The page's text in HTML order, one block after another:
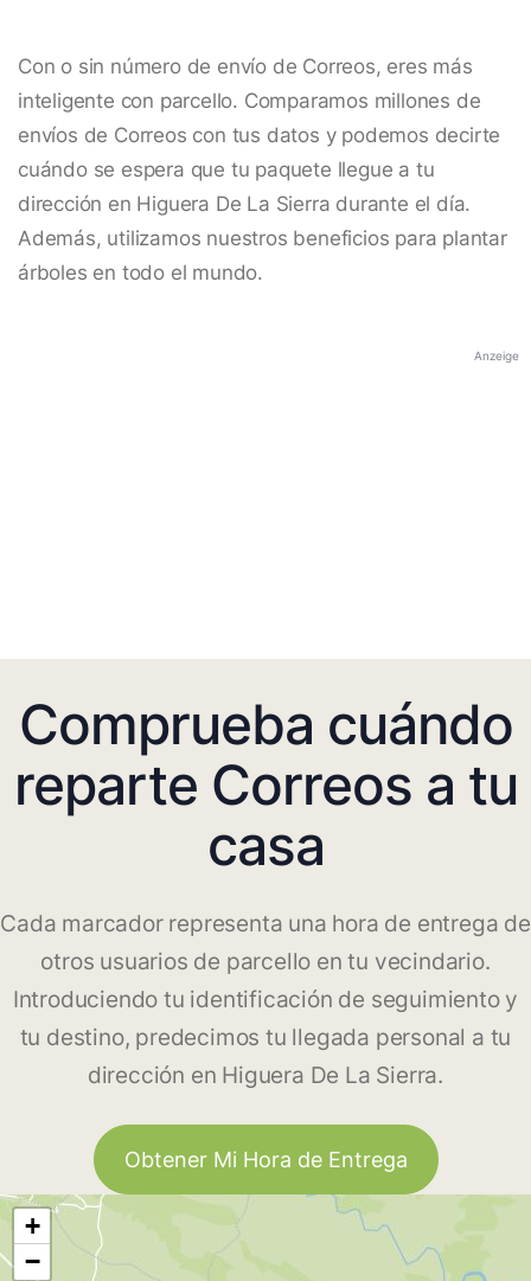
Con o sin número de envío de Correos, eres más
inteligente con parcello. Comparamos millones de
envíos de Correos con tus datos y podemos decirte
cuándo se espera que tu paquete llegue a tu
dirección en Higuera De La Sierra durante el día.
Además, utilizamos nuestros beneficios para plantar
árboles en todo el mundo.
Anzeige
Comprueba cuándo
reparte Correos a tu
casa
Cada marcador representa una hora de entrega de
otros usuarios de parcello en tu vecindario.
Introduciendo tu identificación de seguimiento y
tu destino, predecimos tu llegada personal a tu
dirección en Higuera De La Sierra.
Obtener Mi Hora de Entrega
+
−